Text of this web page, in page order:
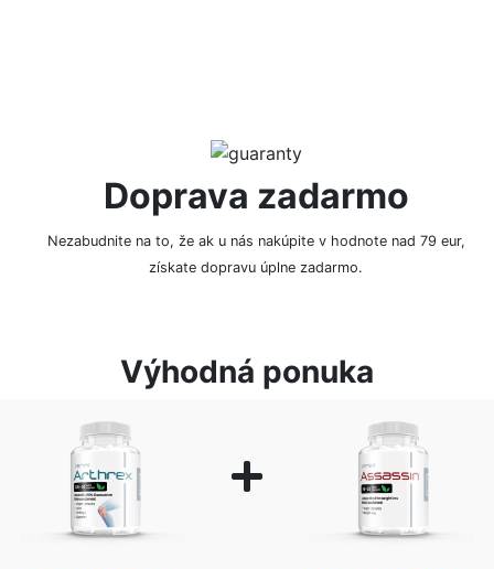
Doprava zadarmo
Nezabudnite na to, že ak u nás nakúpite v hodnote nad 79 eur,
získate dopravu úplne zadarmo.
Výhodná ponuka